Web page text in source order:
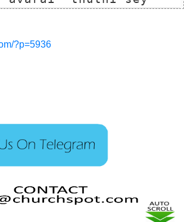
?p=5936